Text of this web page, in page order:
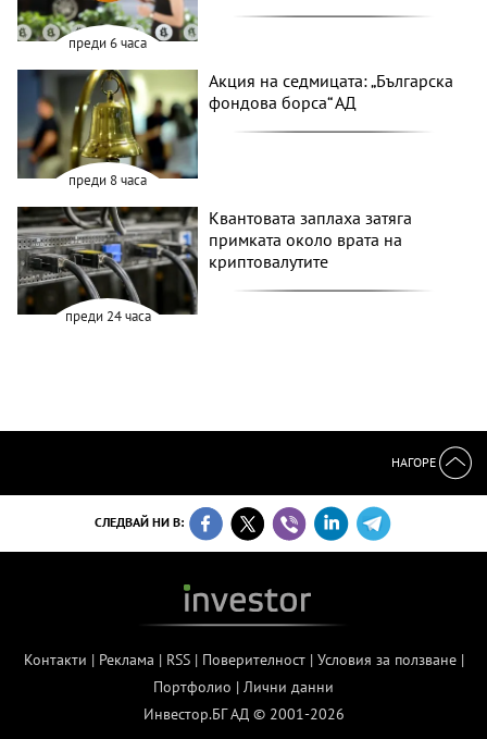
преди 6 часа
преди 8 часа
Акция на седмицата: „Българска
фондова борса“ АД
преди 24 часа
Квантовата заплаха затяга
примката около врата на
криптовалутите
НАГОРЕ
СЛЕДВАЙ НИ В:
Контакти | Реклама | RSS| Поверителност| Условия за ползване|
Портфолио | Лични данни
Инвестор.БГ АД © 2001-2026